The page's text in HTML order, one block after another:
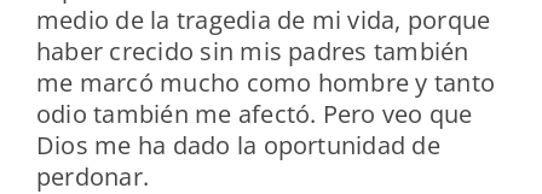
medio de la tragedia de mi vida, porque
haber crecido sin mis padres también
me marcó mucho como hombre y tanto
odio también me afectó. Pero veo que
Dios me ha dado la oportunidad de
perdonar.